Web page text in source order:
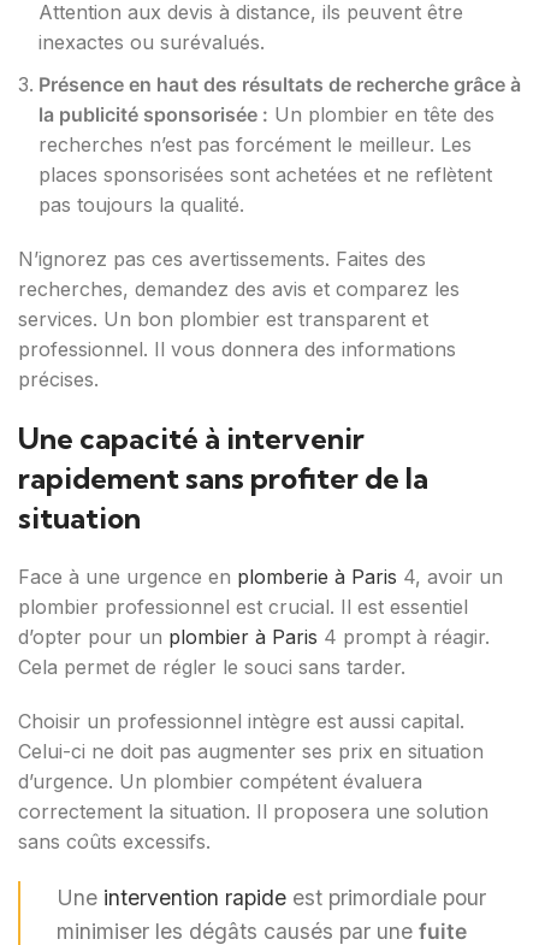
Attention aux devis à distance, ils peuvent être
inexactes ou surévalués.
Présence en haut des résultats de recherche grâce à
la publicité sponsorisée : Un plombier en tête des
recherches n’est pas forcément le meilleur. Les
places sponsorisées sont achetées et ne reflètent
pas toujours la qualité.
N’ignorez pas ces avertissements. Faites des
recherches, demandez des avis et comparez les
services. Un bon plombier est transparent et
professionnel. Il vous donnera des informations
précises.
Une capacité à intervenir
rapidement sans profiter de la
situation
Face à une urgence en plomberie à Paris 4, avoir un
plombier professionnel est crucial. Il est essentiel
d’opter pour un plombier à Paris 4 prompt à réagir.
Cela permet de régler le souci sans tarder.
Choisir un professionnel intègre est aussi capital.
Celui-ci ne doit pas augmenter ses prix en situation
d’urgence. Un plombier compétent évaluera
correctement la situation. Il proposera une solution
sans coûts excessifs.
Une intervention rapide est primordiale pour
minimiser les dégâts causés par une fuite